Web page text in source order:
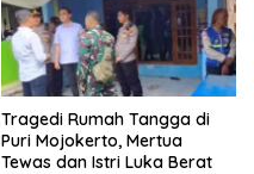
Tragedi Rumah Tangga di
Puri Mojokerto, Mertua
Tewas dan Istri Luka Berat